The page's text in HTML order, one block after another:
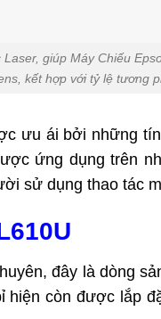
giúp Máy Chiếu
kết hợp với tỷ lệ tương
ưu ái bởi những
ứng dụng trên
sử dụng thao tác
đây là dòng
còn được lắp